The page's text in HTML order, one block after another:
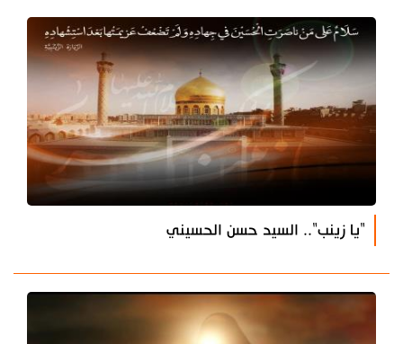
"يا زينب".. السيد حسن الحسيني